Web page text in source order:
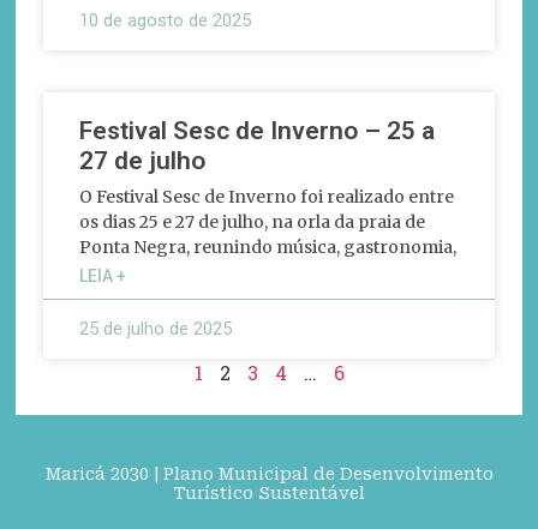
10 de agosto de 2025
Festival Sesc de Inverno – 25 a
27 de julho
O Festival Sesc de Inverno foi realizado entre
os dias 25 e 27 de julho, na orla da praia de
Ponta Negra, reunindo música, gastronomia,
LEIA +
25 de julho de 2025
1 2 3 4 … 6
Maricá 2030 | Plano Municipal de Desenvolvimento
Turístico Sustentável